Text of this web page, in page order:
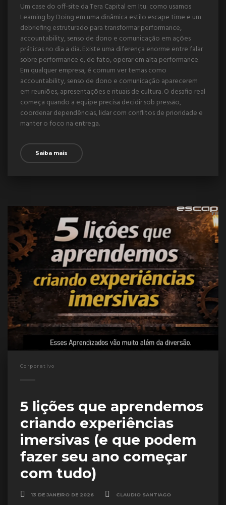
Um case do off-site da Tera Capital em Itu: como usamos
Learning by Doing em uma dinâmica estilo escape time e um
debriefing estruturado para transformar performance,
accountability, senso de dono e comunicação em ações
práticas no dia a dia. Existe uma diferença enorme entre falar
sobre performance e, de fato, operar em alta performance.
Em qualquer empresa, é comum ver temas como
accountability, senso de dono e comunicação aparecerem
em reuniões, apresentações e rituais de cultura. O desafio real
começa quando a equipe precisa decidir sob pressão,
coordenar dependências, lidar com conflitos de prioridade e
manter o foco na entrega.
Saiba mais
Corporativo
5 lições que aprendemos
criando experiências
imersivas (e que podem
fazer seu ano começar
com tudo)
13 DE JANEIRO DE 2026 CLAUDIO SANTIAGO